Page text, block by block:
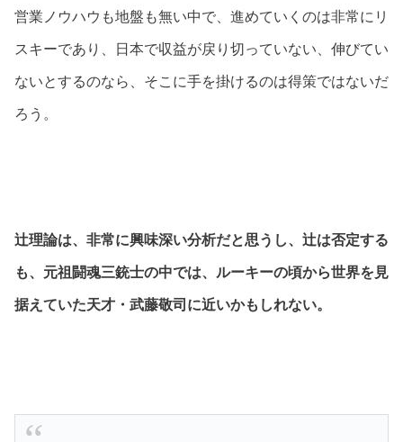
営業ノウハウも地盤も無い中で、進めていくのは非常にリ
スキーであり、日本で収益が戻り切っていない、伸びてい
ないとするのなら、そこに手を掛けるのは得策ではないだ
ろう。
辻理論は、非常に興味深い分析だと思うし、辻は否定する
も、元祖闘魂三銃士の中では、ルーキーの頃から世界を見
据えていた天才・武藤敬司に近いかもしれない。